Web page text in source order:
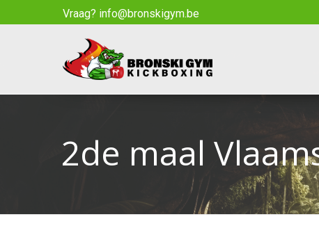
Vraag? info@bronskigym.be
2de maal